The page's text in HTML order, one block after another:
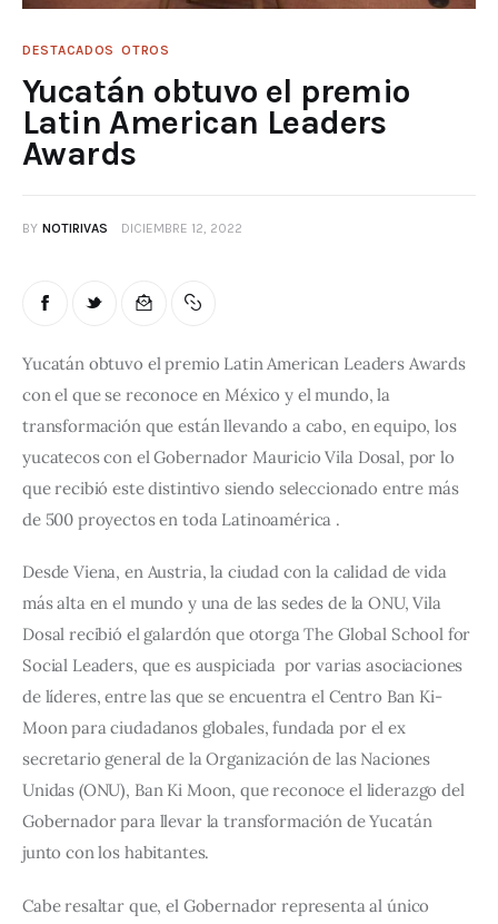
DESTACADOS OTROS
Yucatán obtuvo el premio
Latin American Leaders
Awards
BY NOTIRIVAS DICIEMBRE 12, 2022
Yucatán obtuvo el premio Latin American Leaders Awards
con el que se reconoce en México y el mundo, la
transformación que están llevando a cabo, en equipo, los
yucatecos con el Gobernador Mauricio Vila Dosal, por lo
que recibió este distintivo siendo seleccionado entre más
de 500 proyectos en toda Latinoamérica .
Desde Viena, en Austria, la ciudad con la calidad de vida
más alta en el mundo y una de las sedes de la ONU, Vila
Dosal recibió el galardón que otorga The Global School for
Social Leaders, que es auspiciada  por varias asociaciones
de líderes, entre las que se encuentra el Centro Ban Ki-
Moon para ciudadanos globales, fundada por el ex
secretario general de la Organización de las Naciones
Unidas (ONU), Ban Ki Moon, que reconoce el liderazgo del
Gobernador para llevar la transformación de Yucatán
junto con los habitantes.
Cabe resaltar que, el Gobernador representa al único